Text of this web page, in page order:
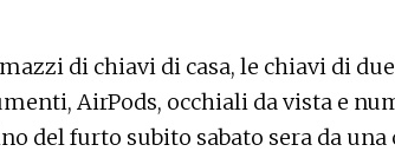
di chiavi di casa, le chiavi di
AirPods, occhiali da vista e
del furto subito sabato sera da una